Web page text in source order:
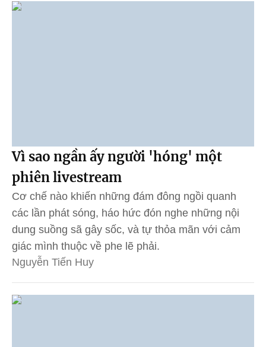
Vì sao ngần ấy người 'hóng' một
phiên livestream
Cơ chế nào khiến những đám đông ngồi quanh
các lần phát sóng, háo hức đón nghe những nội
dung suồng sã gây sốc, và tự thỏa mãn với cảm
giác mình thuộc về phe lẽ phải.
Nguyễn Tiến Huy